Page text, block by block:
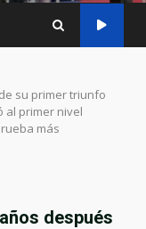
su primer triunfo
al primer nivel
más
después